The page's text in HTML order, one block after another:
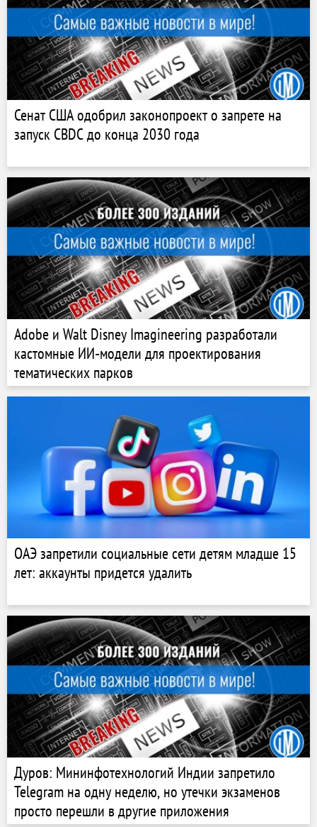
Сенат США одобрил законопроект о запрете на
запуск CBDC до конца 2030 года
Adobe и Walt Disney Imagineering разработали
кастомные ИИ‑модели для проектирования
тематических парков
ОАЭ запретили социальные сети детям младше 15
лет: аккаунты придется удалить
Дуров: Мининфотехнологий Индии запретило
Telegram на одну неделю, но утечки экзаменов
просто перешли в другие приложения